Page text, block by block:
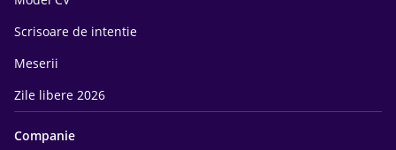
Scrisoare de intentie
Meserii
Zile libere 2026
Companie